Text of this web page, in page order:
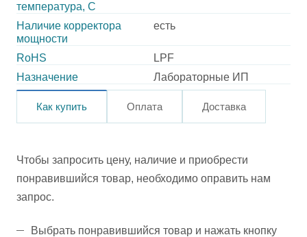
температура, C
Наличие корректора
мощности
есть
RoHS
LPF
Назначение
Лабораторные ИП
Как купить Оплата Доставка
Чтобы запросить цену, наличие и приобрести
понравившийся товар, необходимо оправить нам
запрос.
Выбрать понравившийся товар и нажать кнопку